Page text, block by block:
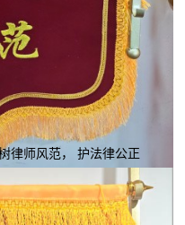
律师风范， 护法律公正